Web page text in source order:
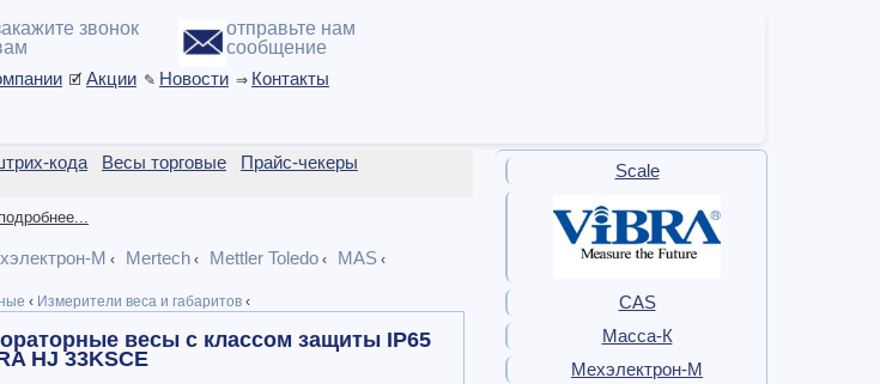
звонок
отправьте нам
сообщение
🗹 Акции ✎ Новости ⇒ Контакты
Scale
CAS
Масса-К
Мехэлектрон-М
кода Весы торговые
Прайс-чекеры
подробнее...
М ‹ Mertech ‹ Mettler Toledo ‹ MAS ‹
‹ Измерители веса и габаритов ‹
весы с классом защиты IP65
HJ 33KSCE